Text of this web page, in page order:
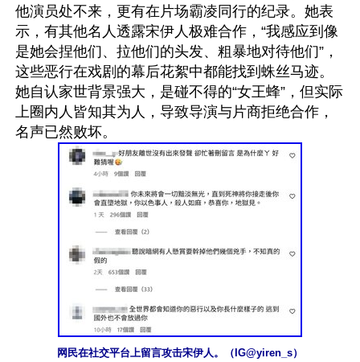
他演员处不来，更有在片场霸凌同行的纪录。她表
示，有其他名人透露宋伊人极难合作，“我感应到像
是她会捏他们、拉他们的头发、粗暴地对待他们”，
这些恶行在戏剧的幕后花絮中都能找到蛛丝马迹。
她自认家世背景强大，是碰不得的“女王蜂”，但实际
上圈内人皆知其为人，导致导演与片商拒绝合作，
网民在社交平台上留言攻击宋伊人。（IG@yiren_s）